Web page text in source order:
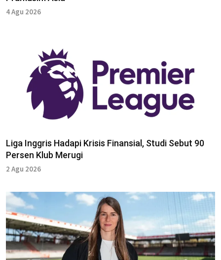
4 Agu 2026
Liga Inggris Hadapi Krisis Finansial, Studi Sebut 90
Persen Klub Merugi
2 Agu 2026